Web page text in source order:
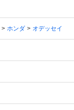
ホンダ オデッセイ